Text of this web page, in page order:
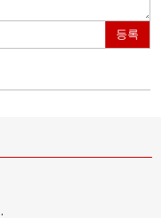
등록